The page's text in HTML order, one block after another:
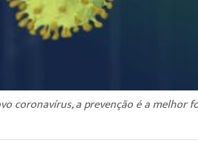
coronavírus, a prevenção é a melhor